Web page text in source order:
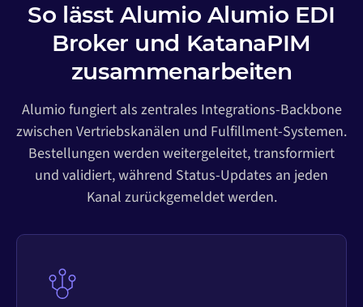
So lässt Alumio Alumio EDI
Broker und KatanaPIM
zusammenarbeiten
Alumio fungiert als zentrales Integrations-Backbone
zwischen Vertriebskanälen und Fulfillment-Systemen.
Bestellungen werden weitergeleitet, transformiert
und validiert, während Status-Updates an jeden
Kanal zurückgemeldet werden.